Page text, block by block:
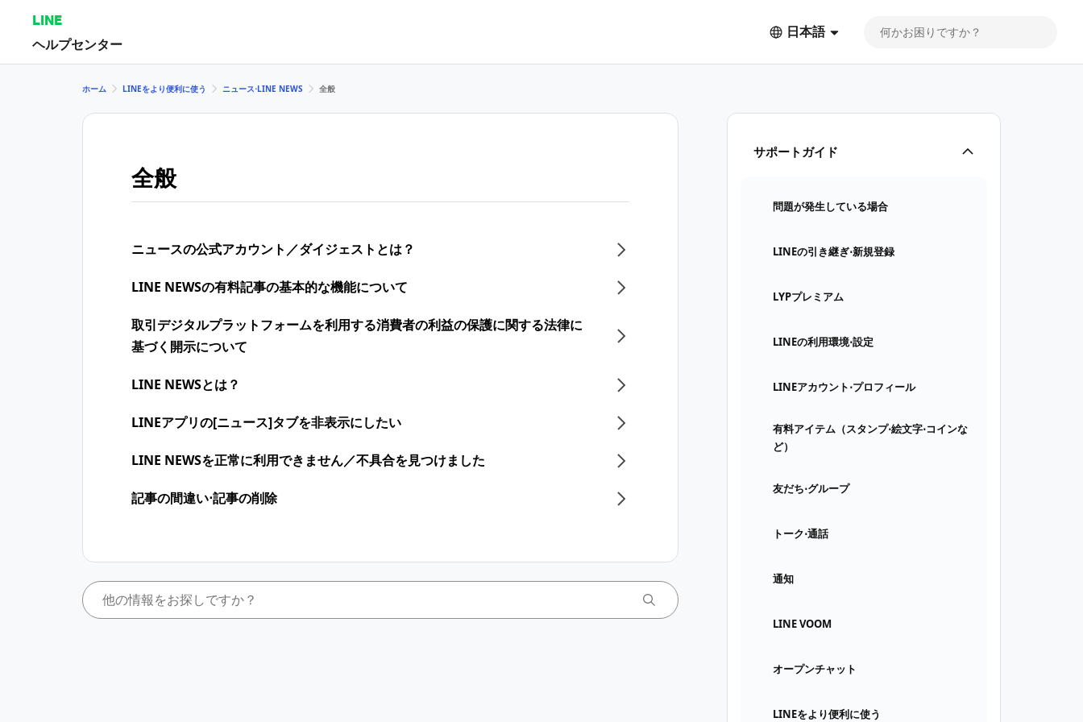
LINE
ヘルプセンター
日本語
サポートガイド
問題が発生している場合
LINEの引き継ぎ⋅新規登録
LYPプレミアム
LINEの利用環境⋅設定
LINEアカウント⋅プロフィール
有料アイテム（スタンプ⋅絵文字⋅コインな
ど）
友だち⋅グループ
トーク⋅通話
通知
LINE VOOM
オープンチャット
LINEをより便利に使う
ホーム LINEをより便利に使う ニュース⋅LINE NEWS 全般
全般
ニュースの公式アカウント／ダイジェストとは？
LINE NEWSの有料記事の基本的な機能について
取引デジタルプラットフォームを利用する消費者の利益の保護に関する法律に
基づく開示について
LINE NEWSとは？
LINEアプリの[ニュース]タブを非表示にしたい
LINE NEWSを正常に利用できません／不具合を見つけました
記事の間違い⋅記事の削除